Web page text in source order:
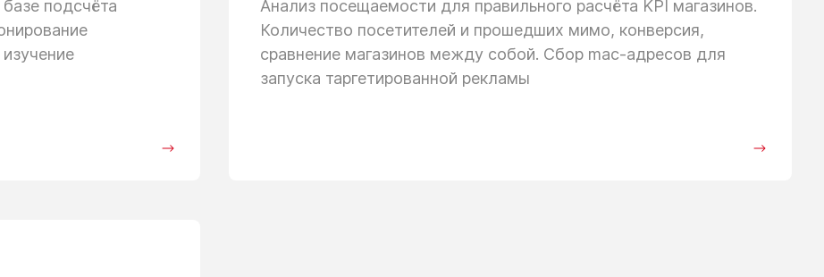
базе подсчёта
Анализ посещаемости для правильного расчёта KPI магазинов.
Количество посетителей и прошедших мимо, конверсия,
сравнение магазинов между собой. Сбор mac-адресов для
запуска таргетированной рекламы